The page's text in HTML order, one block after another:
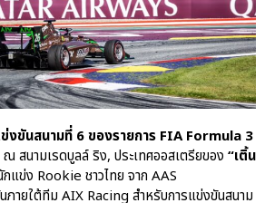
ปอร์เช่ เอเอเอสฯ พลิกแนวคิด
After Sale สู่ Porsche Ownership
Experience แบบครบวงจร ผ่าน
แคมเปญ Cayenne Service Clinic
เบนท์ลีย์ มอเตอร์ส ตีความ
‘Bentley Diamond’ ใหม่ ดีไซน์
ระดับซิกเนเจอร์ในยนตรกรรม
ข่งขันสนามที่ 6 ของรายการ FIA Formula 3
ณ สนามเรดบูลล์ ริง, ประเทศออสเตรียของ “เติ้น
กแข่ง Rookie ชาวไทย จาก AAS
ยใต้ทีม AIX Racing สำหรับการแข่งขันสนาม